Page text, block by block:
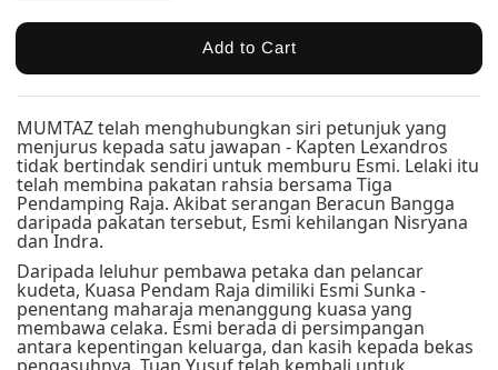
Add to Cart
MUMTAZ telah menghubungkan siri petunjuk yang
menjurus kepada satu jawapan - Kapten Lexandros
tidak bertindak sendiri untuk memburu Esmi. Lelaki itu
telah membina pakatan rahsia bersama Tiga
Pendamping Raja. Akibat serangan Beracun Bangga
daripada pakatan tersebut, Esmi kehilangan Nisryana
dan Indra.
Daripada leluhur pembawa petaka dan pelancar
kudeta, Kuasa Pendam Raja dimiliki Esmi Sunka -
penentang maharaja menanggung kuasa yang
membawa celaka. Esmi berada di persimpangan
antara kepentingan keluarga, dan kasih kepada bekas